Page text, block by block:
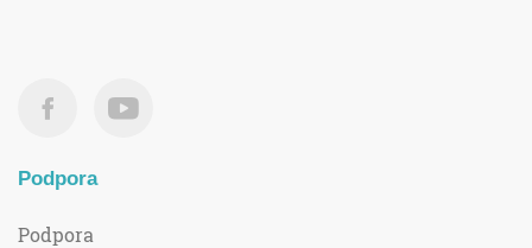
Podpora
Podpora